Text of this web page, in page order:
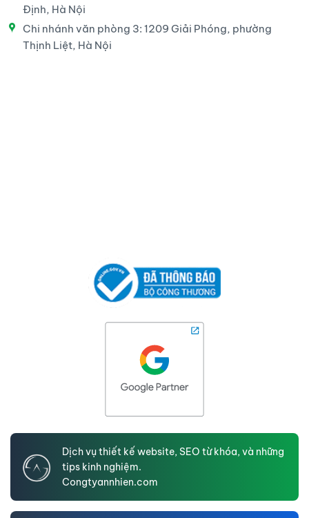
Định, Hà Nội
Chi nhánh văn phòng 3: 1209 Giải Phóng, phường
Thịnh Liệt, Hà Nội
Dịch vụ thiết kế website, SEO từ khóa, và những
tips kinh nghiệm.
Congtyannhien.com